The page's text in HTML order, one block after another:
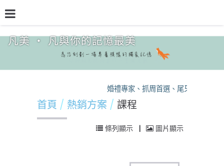
凡美 ‧ 凡與你的記憶最美
預約檔期
婚禮專家、抓周首選、尾牙保證，凡
首頁 熱銷方案 課程
條列顯示 | 圖片顯示